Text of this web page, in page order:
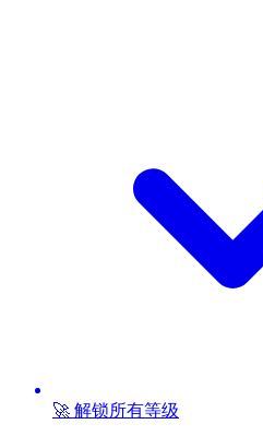
🚀 解锁所有等级